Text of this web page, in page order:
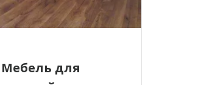
Мебель для